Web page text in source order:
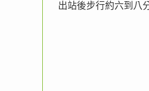
出站後步行約六到八